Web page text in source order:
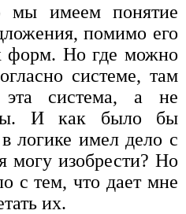
мы имеем понятие
помимо его
форм. Но где можно
системе, там
эта система, а не
И как было бы
логике имел дело с
могу изобрести? Но
с тем, что дает мне
их.